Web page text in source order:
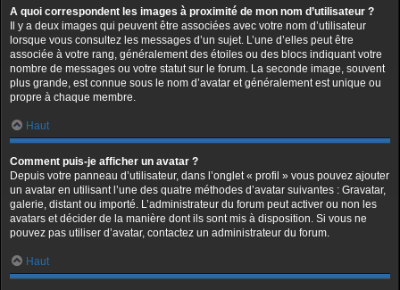
A quoi correspondent les images à proximité de mon nom d’utilisateur ?
Il y a deux images qui peuvent être associées avec votre nom d’utilisateur
lorsque vous consultez les messages d’un sujet. L’une d’elles peut être
associée à votre rang, généralement des étoiles ou des blocs indiquant votre
nombre de messages ou votre statut sur le forum. La seconde image, souvent
plus grande, est connue sous le nom d’avatar et généralement est unique ou
propre à chaque membre.
Haut
Comment puis-je afficher un avatar ?
Depuis votre panneau d’utilisateur, dans l’onglet « profil » vous pouvez ajouter
un avatar en utilisant l’une des quatre méthodes d’avatar suivantes : Gravatar,
galerie, distant ou importé. L’administrateur du forum peut activer ou non les
avatars et décider de la manière dont ils sont mis à disposition. Si vous ne
pouvez pas utiliser d’avatar, contactez un administrateur du forum.
Haut